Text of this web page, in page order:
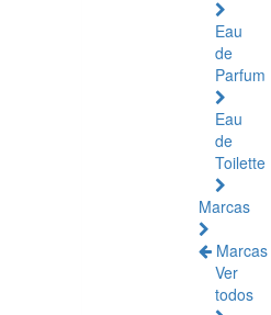
Eau
de
Parfum
Eau
de
Toilette
Marcas
Marcas
Ver
todos